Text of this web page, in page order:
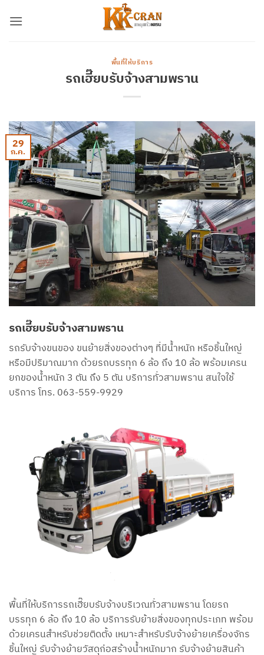
พื้นที่ให้บริการ
รถเฮี๊ยบรับจ้างสามพราน
29
ก.ค.
รถเฮี๊ยบรับจ้างสามพราน
รถรับจ้างขนของ ขนย้ายสิ่งของต่างๆ ที่มีน้ำหนัก หรือชิ้นใหญ่
หรือมีปริมาณมาก ด้วยรถบรรทุก 6 ล้อ ถึง 10 ล้อ พร้อมเครน
ยกของน้ำหนัก 3 ตัน ถึง 5 ตัน บริการทั่วสามพราน สนใจใช้
บริการ โทร. 063-559-9929
พื้นที่ให้บริการรถเฮี๊ยบรับจ้างบริเวณทั่วสามพราน โดยรถ
บรรทุก 6 ล้อ ถึง 10 ล้อ บริการรับย้ายสิ่งของทุกประเภท พร้อม
ด้วยเครนสำหรับช่วยติดตั้ง เหมาะสำหรับรับจ้างย้ายเครื่องจักร
ชิ้นใหญ่ รับจ้างย้ายวัสดุก่อสร้างน้ำหนักมาก รับจ้างย้ายสินค้า